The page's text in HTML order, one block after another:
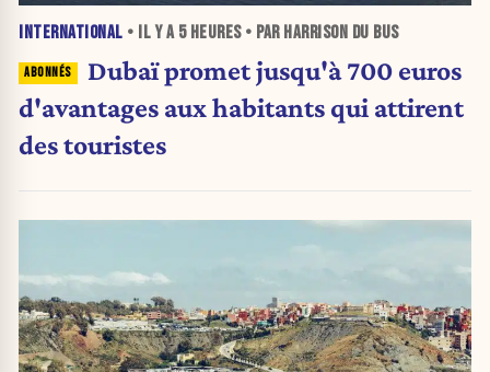
INTERNATIONAL • IL Y A 5 HEURES• PAR HARRISON DU BUS
Dubaï promet jusqu'à 700 euros
d'avantages aux habitants qui attirent
des touristes